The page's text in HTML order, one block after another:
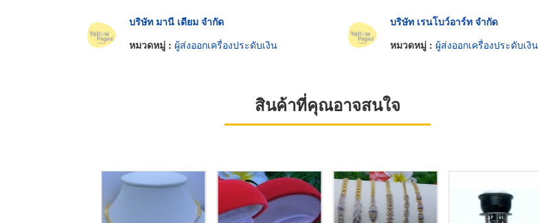
บริษัท มานี เดียม จำกัด
หมวดหมู่ : ผู้ส่งออกเครื่องประดับเงิน
บริษัท เรนโบว์อาร์ท จำกัด
หมวดหมู่ : ผู้ส่งออกเครื่องประดับเงิน
สินค้าที่คุณอาจสนใจ